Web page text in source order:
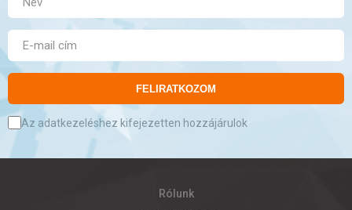
FELIRATKOZOM
Az adatkezeléshez kifejezetten hozzájárulok
Rólunk